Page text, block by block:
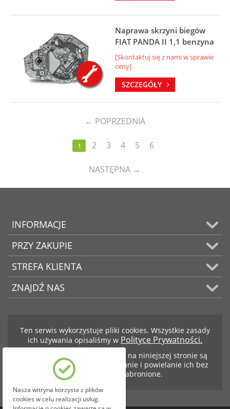
Naprawa skrzyni biegów
FIAT PANDA II 1,1 benzyna
[Skontaktuj się z nami w sprawie
ceny]
SZCZEGÓŁY
← POPRZEDNIA
1 2 3 4 5 6
NASTĘPNA →
INFORMACJE
PRZY ZAKUPIE
STREFA KLIENTA
ZNAJDŹ NAS
Ten serwis wykorzystuje pliki cookies. Wszystkie zasady
ich używania opisaliśmy w Polityce Prywatności.
Teksty i zdjęcia znajdujące się na niniejszej stronie są
własnością firmy BCS. Kopiowanie i powielanie ich bez
zezwolenia jest zabronione.
Nasza witryna korzysta z plików
cookies w celu realizacji usług.